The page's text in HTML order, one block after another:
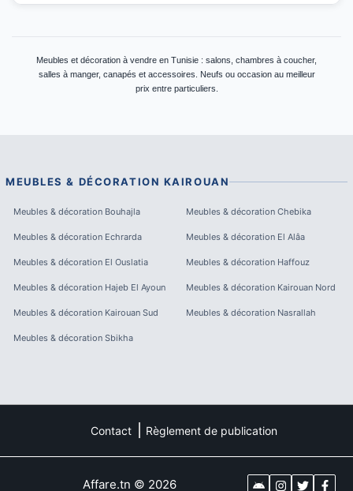
Meubles et décoration à vendre en Tunisie : salons, chambres à coucher,
salles à manger, canapés et accessoires. Neufs ou occasion au meilleur
prix entre particuliers.
MEUBLES & DÉCORATION KAIROUAN
Meubles & décoration Bouhajla Meubles & décoration Chebika
Meubles & décoration Echrarda Meubles & décoration El Alâa
Meubles & décoration El Ouslatia Meubles & décoration Haffouz
Meubles & décoration Hajeb El Ayoun Meubles & décoration Kairouan Nord
Meubles & décoration Kairouan Sud Meubles & décoration Nasrallah
Meubles & décoration Sbikha
Contact Règlement de publication
Affare.tn © 2026